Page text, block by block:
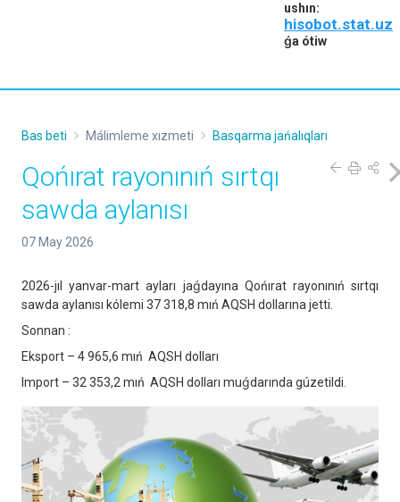
ushın:
hisobot.stat.uz
ǵa ótiw
Bas beti Málimleme xızmeti Basqarma jańalıqları
Qońırat rayonınıń sırtqı
sawda aylanısı
07 May 2026
2026-jıl yanvar-mart ayları jaǵdayına Qońırat rayonınıń sırtqı
sawda aylanısı kólemi 37 318,8 mıń AQSH dollarına jetti.
Sonnan :
Eksport – 4 965,6 mıń AQSH dolları
Import – 32 353,2 mıń AQSH dolları muǵdarında gúzetildi.